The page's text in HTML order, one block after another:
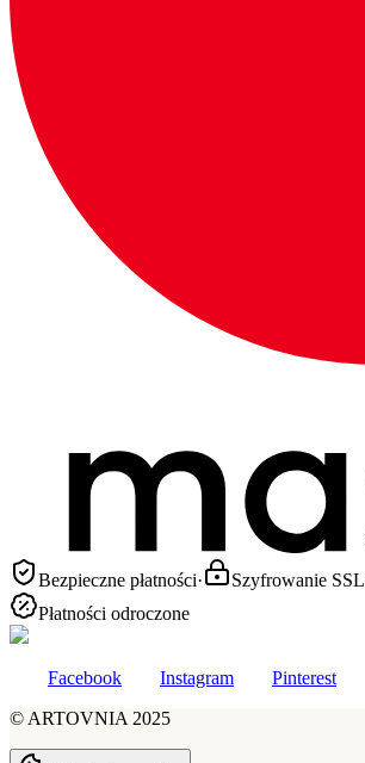
Bezpieczne płatności· Szyfrowanie SSL
Płatności odroczone
Facebook Instagram
Pinterest
© ARTOVNIA 2025